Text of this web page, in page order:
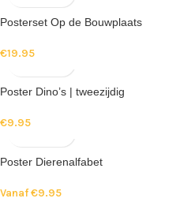
Posterset Op de Bouwplaats
€19.95
Poster Dino’s | tweezijdig
€9.95
Poster Dierenalfabet
Vanaf€9.95